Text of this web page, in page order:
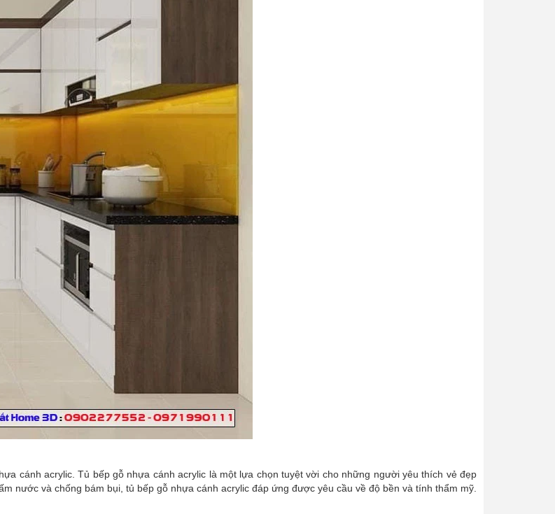
cánh acrylic. Tủ bếp gỗ nhựa cánh acrylic là một lựa chọn tuyệt vời cho những người yêu thích vẻ đẹp
nước và chống bám bụi, tủ bếp gỗ nhựa cánh acrylic đáp ứng được yêu cầu về độ bền và tính thẩm mỹ.